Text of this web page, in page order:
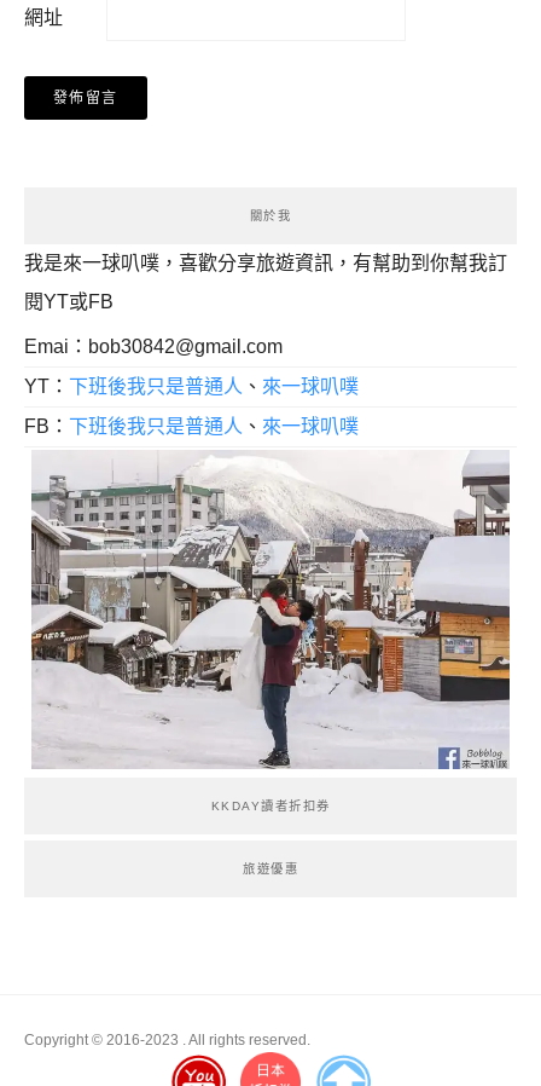
網址
關於我
我是來一球叭噗，喜歡分享旅遊資訊，有幫助到你幫我訂
閱YT或FB
Emai： bob30842@gmail.com
YT： 下班後我只是普通人 、 來一球叭噗
FB： 下班後我只是普通人 、 來一球叭噗
KKDAY讀者折扣券
旅遊優惠
Copyright © 2016-2023 . All rights reserved.